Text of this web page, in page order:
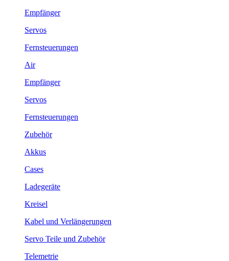
Empfänger
Servos
Fernsteuerungen
Air
Empfänger
Servos
Fernsteuerungen
Zubehör
Akkus
Cases
Ladegeräte
Kreisel
Kabel und Verlängerungen
Servo Teile und Zubehör
Telemetrie